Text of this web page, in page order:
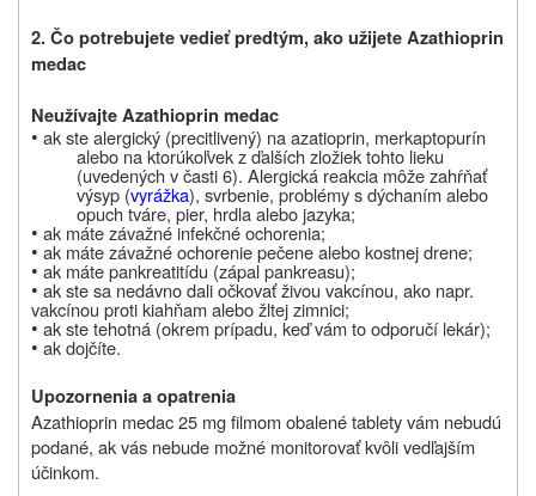
2. Čo potrebujete vedieť predtým, ako užijete Azathioprin
medac
Neužívajte Azathioprin medac
• ak ste alergický (precitlivený) na azatioprin, merkaptopurín
alebo na ktorúkoľvek z ďalších zložiek tohto lieku
(uvedených v časti 6). Alergická reakcia môže zahŕňať
výsyp (vyrážka), svrbenie, problémy s dýchaním alebo
opuch tváre, pier, hrdla alebo jazyka;
• ak máte závažné infekčné ochorenia;
• ak máte závažné ochorenie pečene alebo kostnej drene;
• ak máte pankreatitídu (zápal pankreasu);
• ak ste sa nedávno dali očkovať živou vakcínou, ako napr.
vakcínou proti kiahňam alebo žltej zimnici;
• ak ste tehotná (okrem prípadu, keď vám to odporučí lekár);
• ak dojčíte.
Upozornenia a opatrenia
Azathioprin medac 25 mg filmom obalené tablety vám nebudú
podané, ak vás nebude možné monitorovať kvôli vedľajším
účinkom.